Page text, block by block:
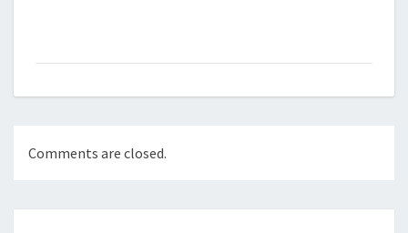
Comments are closed.